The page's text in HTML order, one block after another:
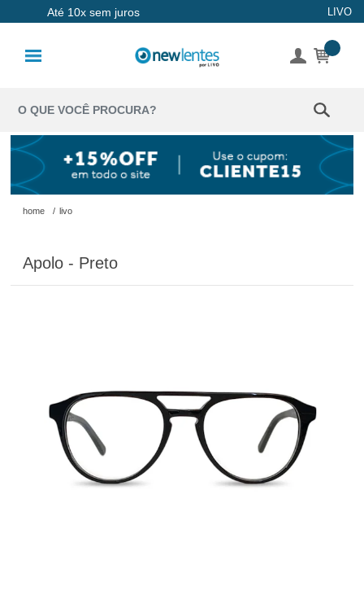
Até 10x sem juros LIVO
Coloridas
Solução
Óculos de
Óculos de
Grau
Consultar
Pedidos
Recompra
home / livo
Apolo - Preto